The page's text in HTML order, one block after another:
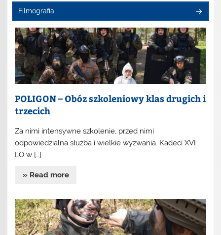
Filmografia
POLIGON – Obóz szkoleniowy klas drugich i
trzecich
Za nimi intensywne szkolenie, przed nimi
odpowiedzialna służba i wielkie wyzwania. Kadeci XVI
LO w […]
» Read more